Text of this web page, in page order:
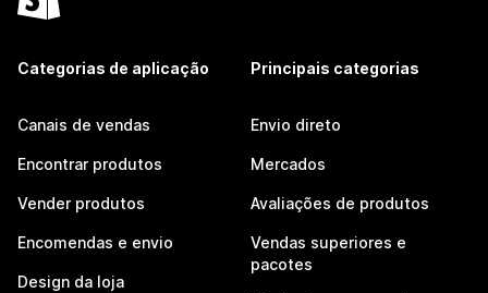
Categorias de aplicação
Canais de vendas
Encontrar produtos
Vender produtos
Encomendas e envio
Design da loja
Principais categorias
Envio direto
Mercados
Avaliações de produtos
Vendas superiores e
pacotes